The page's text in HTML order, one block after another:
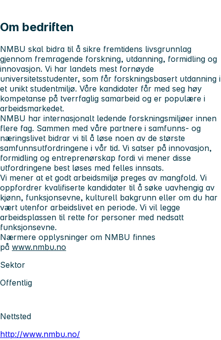
Om bedriften
NMBU skal bidra til å sikre fremtidens livsgrunnlag
gjennom fremragende forskning, utdanning, formidling og
innovasjon. Vi har landets mest fornøyde
universitetsstudenter, som får forskningsbasert utdanning i
et unikt studentmiljø. Våre kandidater får med seg høy
kompetanse på tverrfaglig samarbeid og er populære i
arbeidsmarkedet.
NMBU har internasjonalt ledende forskningsmiljøer innen
flere fag. Sammen med våre partnere i samfunns- og
næringslivet bidrar vi til å løse noen av de største
samfunnsutfordringene i vår tid. Vi satser på innovasjon,
formidling og entreprenørskap fordi vi mener disse
utfordringene best løses med felles innsats.
Vi mener at et godt arbeidsmiljø preges av mangfold. Vi
oppfordrer kvalifiserte kandidater til å søke uavhengig av
kjønn, funksjonsevne, kulturell bakgrunn eller om du har
vært utenfor arbeidslivet en periode. Vi vil legge
arbeidsplassen til rette for personer med nedsatt
funksjonsevne.
Nærmere opplysninger om NMBU finnes
på www.nmbu.no
Sektor
Offentlig
Nettsted
http://www.nmbu.no/